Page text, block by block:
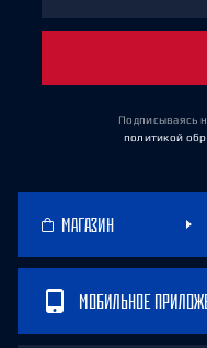
Подписываясь
политикой
МАГАЗИН
МОБИЛЬНОЕ